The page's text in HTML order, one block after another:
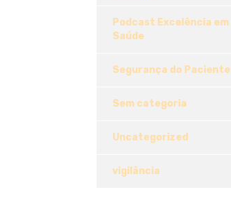
Podcast Excelência em
Saúde
Segurança do Paciente
Sem categoria
Uncategorized
vigilância